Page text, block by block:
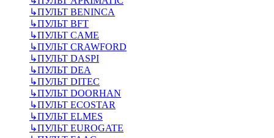
↳ПУЛЬТ BENINCA
↳ПУЛЬТ BFT
↳ПУЛЬТ CAME
↳ПУЛЬТ CRAWFORD
↳ПУЛЬТ DASPI
↳ПУЛЬТ DEA
↳ПУЛЬТ DITEC
↳ПУЛЬТ DOORHAN
↳ПУЛЬТ ECOSTAR
↳ПУЛЬТ ELMES
↳ПУЛЬТ EUROGATE